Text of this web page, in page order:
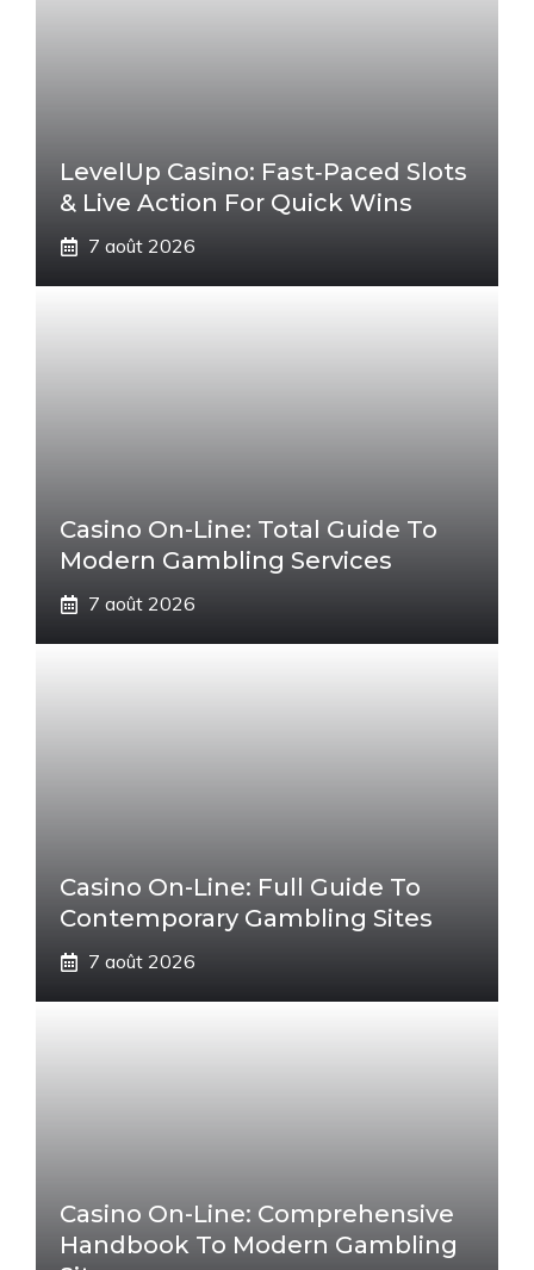
LevelUp Casino: Fast‑Paced Slots
& Live Action For Quick Wins
7 août 2026
Casino On-Line: Total Guide To
Modern Gambling Services
7 août 2026
Casino On-Line: Full Guide To
Contemporary Gambling Sites
7 août 2026
Casino On-Line: Comprehensive
Handbook To Modern Gambling